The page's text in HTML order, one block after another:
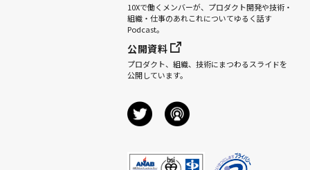
10Xで働くメンバーが、プロダクト開発や技術・
組織・仕事のあれこれについてゆるく話す
Podcast。
公開資料
プロダクト、組織、技術にまつわるスライドを
公開しています。